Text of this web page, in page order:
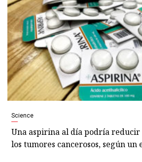
Science
Una aspirina al día podría
los tumores cancerosos, según un